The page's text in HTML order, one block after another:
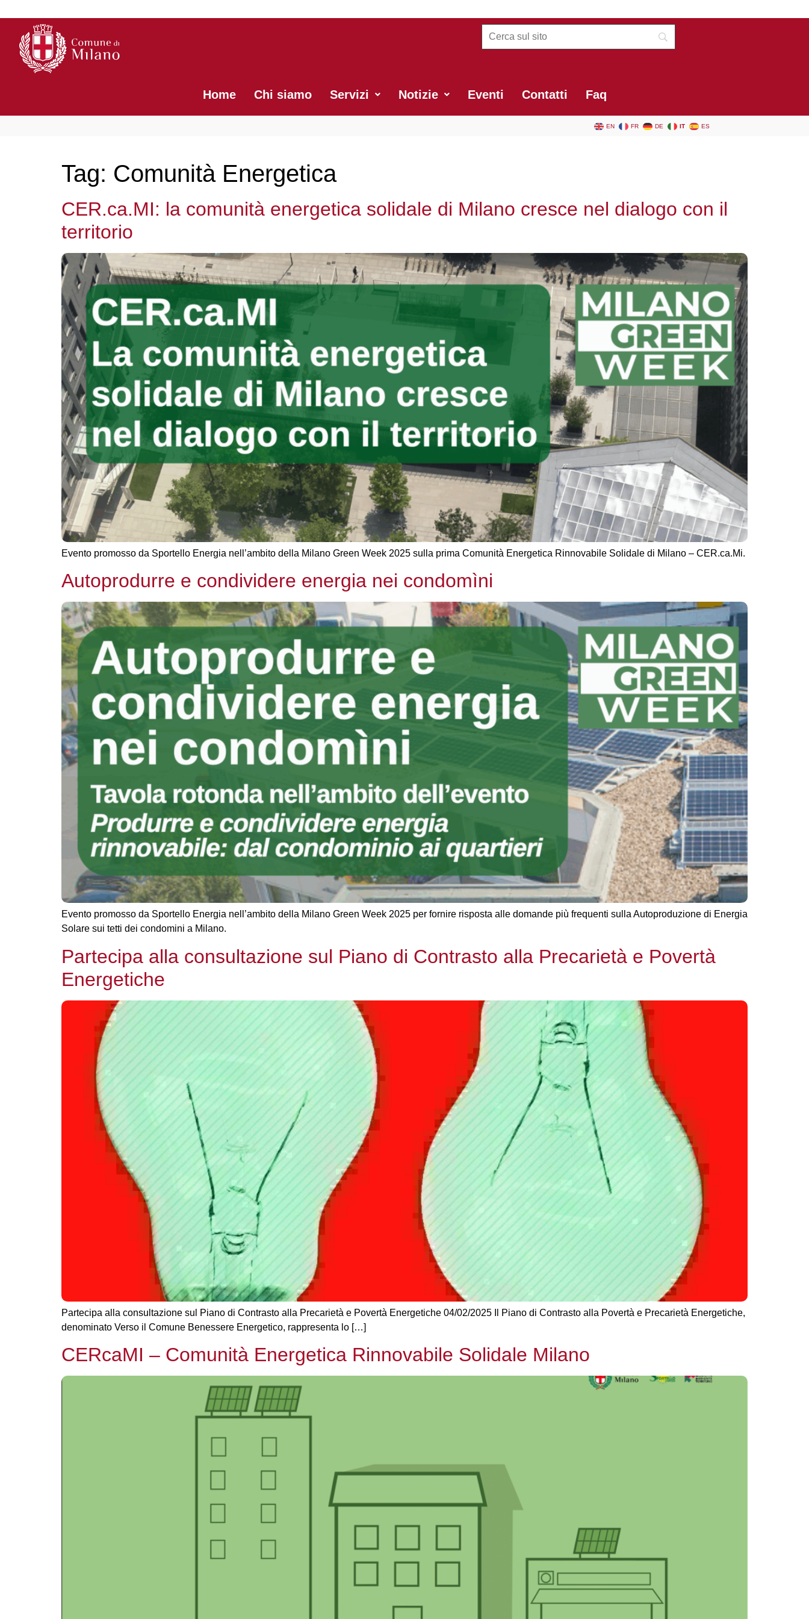
Home Chi siamo Servizi Notizie Eventi Contatti Faq
EN FR DE IT ES
Tag: Comunità Energetica
CER.ca.MI: la comunità energetica solidale di Milano cresce nel dialogo con il
territorio
Evento promosso da Sportello Energia nell’ambito della Milano Green Week 2025 sulla prima Comunità Energetica Rinnovabile Solidale di Milano – CER.ca.Mi.
Autoprodurre e condividere energia nei condomìni
Evento promosso da Sportello Energia nell’ambito della Milano Green Week 2025 per fornire risposta alle domande più frequenti sulla Autoproduzione di Energia
Solare sui tetti dei condomini a Milano.
Partecipa alla consultazione sul Piano di Contrasto alla Precarietà e Povertà
Energetiche
Partecipa alla consultazione sul Piano di Contrasto alla Precarietà e Povertà Energetiche 04/02/2025 Il Piano di Contrasto alla Povertà e Precarietà Energetiche,
denominato Verso il Comune Benessere Energetico, rappresenta lo […]
CERcaMI – Comunità Energetica Rinnovabile Solidale Milano